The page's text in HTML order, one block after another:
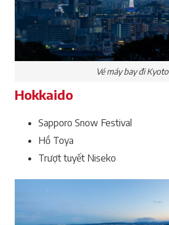
Vé máy bay đi Kyoto
Hokkaido
Sapporo Snow Festival
Hồ Toya
Trượt tuyết Niseko